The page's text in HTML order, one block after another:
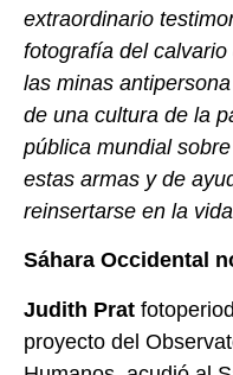
extraordinario
fotografía del
las minas
de una cultura de la
pública mundial
estas armas y de
reinsertarse en la
Sáhara Occidental
Judith Prat
proyecto del